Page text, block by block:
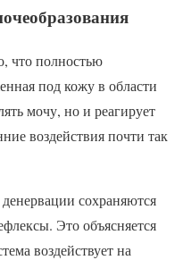
что полностью
под кожу в области
мочу, но и реагирует
воздействия почти так
сохраняются
Это объясняется
воздействует на